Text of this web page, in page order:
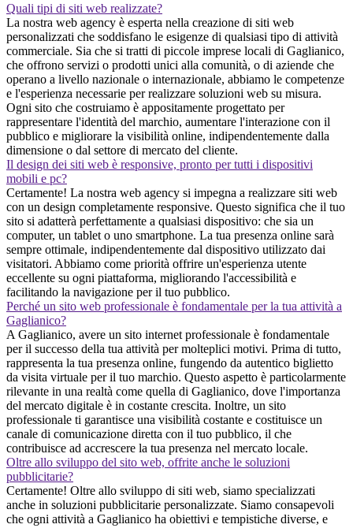
Quali tipi di siti web realizzate?
La nostra web agency è esperta nella creazione di siti web
personalizzati che soddisfano le esigenze di qualsiasi tipo di attività
commerciale. Sia che si tratti di piccole imprese locali di Gaglianico,
che offrono servizi o prodotti unici alla comunità, o di aziende che
operano a livello nazionale o internazionale, abbiamo le competenze
e l'esperienza necessarie per realizzare soluzioni web su misura.
Ogni sito che costruiamo è appositamente progettato per
rappresentare l'identità del marchio, aumentare l'interazione con il
pubblico e migliorare la visibilità online, indipendentemente dalla
dimensione o dal settore di mercato del cliente.
Il design dei siti web è responsive, pronto per tutti i dispositivi
mobili e pc?
Certamente! La nostra web agency si impegna a realizzare siti web
con un design completamente responsive. Questo significa che il tuo
sito si adatterà perfettamente a qualsiasi dispositivo: che sia un
computer, un tablet o uno smartphone. La tua presenza online sarà
sempre ottimale, indipendentemente dal dispositivo utilizzato dai
visitatori. Abbiamo come priorità offrire un'esperienza utente
eccellente su ogni piattaforma, migliorando l'accessibilità e
facilitando la navigazione per il tuo pubblico.
Perché un sito web professionale è fondamentale per la tua attività a
Gaglianico?
A Gaglianico, avere un sito internet professionale è fondamentale
per il successo della tua attività per molteplici motivi. Prima di tutto,
rappresenta la tua presenza online, fungendo da autentico biglietto
da visita virtuale per il tuo marchio. Questo aspetto è particolarmente
rilevante in una realtà come quella di Gaglianico, dove l'importanza
del mercato digitale è in costante crescita. Inoltre, un sito
professionale ti garantisce una visibilità costante e costituisce un
canale di comunicazione diretta con il tuo pubblico, il che
contribuisce ad accrescere la tua presenza nel mercato locale.
Oltre allo sviluppo del sito web, offrite anche le soluzioni
pubblicitarie?
Certamente! Oltre allo sviluppo di siti web, siamo specializzati
anche in soluzioni pubblicitarie personalizzate. Siamo consapevoli
che ogni attività a Gaglianico ha obiettivi e tempistiche diverse, e